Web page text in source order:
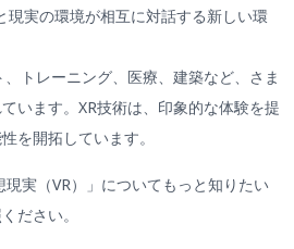
現実の環境が相互に対話する新しい環
トレーニング、医療、建築など、さま
います。XR技術は、印象的な体験を提
を開拓しています。
実（VR）」についてもっと知りたい
ださい。